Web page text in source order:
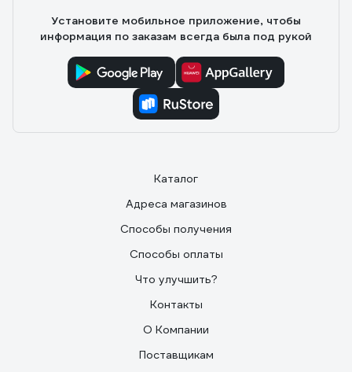
Установите мобильное приложение, чтобы
информация по заказам всегда была под рукой
Каталог
Адреса магазинов
Способы получения
Способы оплаты
Что улучшить?
Контакты
О Компании
Поставщикам